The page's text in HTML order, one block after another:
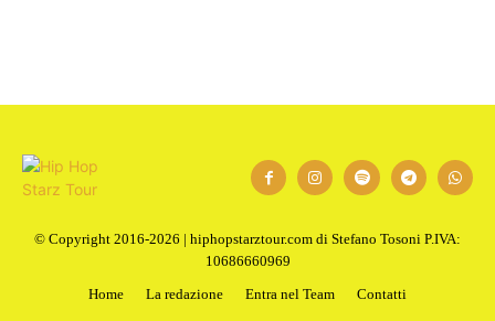
1
© Copyright 2016-2026 | hiphopstarztour.com di Stefano Tosoni P.IVA:
10686660969
Home
La redazione Entra nel Team Contatti